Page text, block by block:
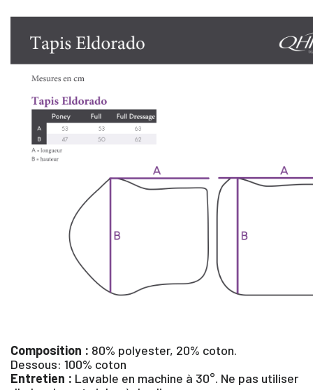
Composition : 80% polyester, 20% coton.
Dessous: 100% coton
Entretien : Lavable en machine à 30°. Ne pas utiliser
×
Vous devez être connecté pour enregistrer des produits dans